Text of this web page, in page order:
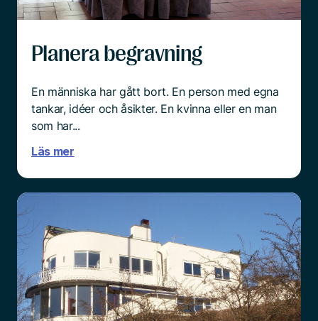
Planera begravning
En människa har gått bort. En person med egna
tankar, idéer och åsikter. En kvinna eller en man
som har...
Läs mer